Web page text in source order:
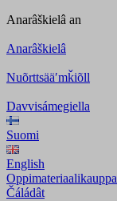
Anarâškielâ an
Anarâškielâ
Nuõrttsääʹmǩiõll
Davvisámegiella
Suomi
English
Oppimateriaalikauppa
Čáládât